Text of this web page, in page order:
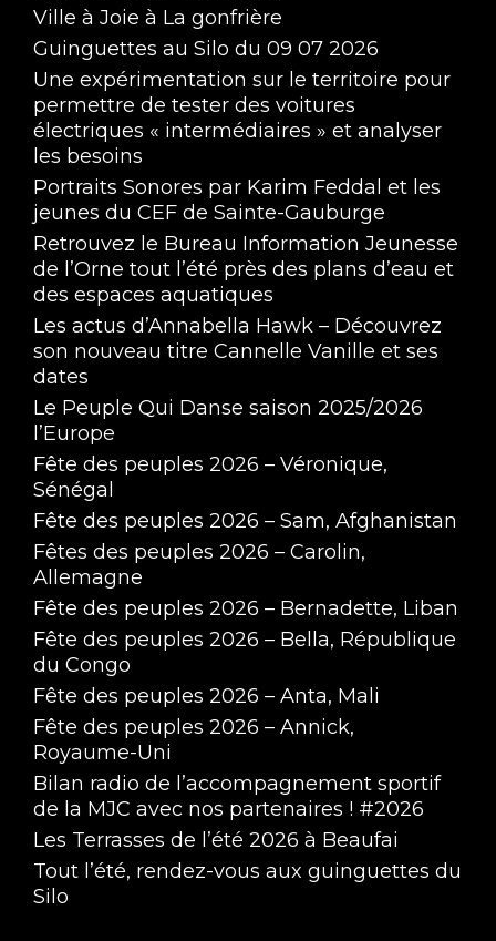
Ville à Joie à La gonfrière
Guinguettes au Silo du 09 07 2026
Une expérimentation sur le territoire pour
permettre de tester des voitures
électriques « intermédiaires » et analyser
les besoins
Portraits Sonores par Karim Feddal et les
jeunes du CEF de Sainte-Gauburge
Retrouvez le Bureau Information Jeunesse
de l’Orne tout l’été près des plans d’eau et
des espaces aquatiques
Les actus d’Annabella Hawk – Découvrez
son nouveau titre Cannelle Vanille et ses
dates
Le Peuple Qui Danse saison 2025/2026
l’Europe
Fête des peuples 2026 – Véronique,
Sénégal
Fête des peuples 2026 – Sam, Afghanistan
Fêtes des peuples 2026 – Carolin,
Allemagne
Fête des peuples 2026 – Bernadette, Liban
Fête des peuples 2026 – Bella, République
du Congo
Fête des peuples 2026 – Anta, Mali
Fête des peuples 2026 – Annick,
Royaume-Uni
Bilan radio de l’accompagnement sportif
de la MJC avec nos partenaires ! #2026
Les Terrasses de l’été 2026 à Beaufai
Tout l’été, rendez-vous aux guinguettes du
Silo